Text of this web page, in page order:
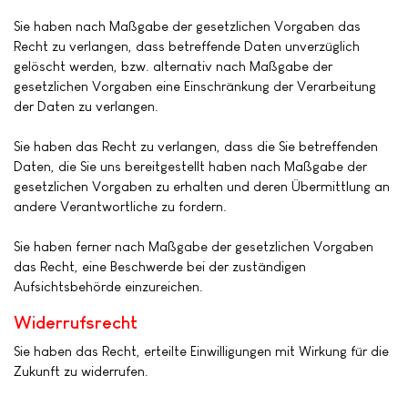
Sie haben nach Maßgabe der gesetzlichen Vorgaben das
Recht zu verlangen, dass betreffende Daten unverzüglich
gelöscht werden, bzw. alternativ nach Maßgabe der
gesetzlichen Vorgaben eine Einschränkung der Verarbeitung
der Daten zu verlangen.
Sie haben das Recht zu verlangen, dass die Sie betreffenden
Daten, die Sie uns bereitgestellt haben nach Maßgabe der
gesetzlichen Vorgaben zu erhalten und deren Übermittlung an
andere Verantwortliche zu fordern.
Sie haben ferner nach Maßgabe der gesetzlichen Vorgaben
das Recht, eine Beschwerde bei der zuständigen
Aufsichtsbehörde einzureichen.
Widerrufsrecht
Sie haben das Recht, erteilte Einwilligungen mit Wirkung für die
Zukunft zu widerrufen.